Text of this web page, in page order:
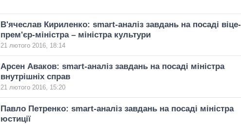
В'ячеслав Кириленко: smart-аналіз завдань на посаді віце-
прем'єр-міністра – міністра культури
21 лютого 2016, 18:14
Арсен Аваков: smart-аналіз завдань на посаді міністра
внутрішніх справ
21 лютого 2016, 15:20
Павло Петренко: smart-аналіз завдань на посаді міністра
юстиції